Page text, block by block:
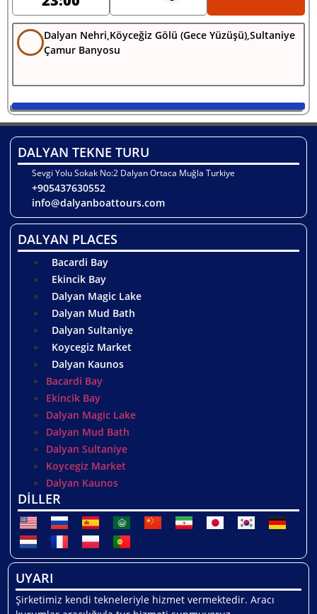
Dalyan Nehri,Köyceğiz Gölü (Gece Yüzüşü),Sultaniye
Çamur Banyosu
DALYAN TEKNE TURU
Sevgi Yolu Sokak No:2 Dalyan Ortaca Muğla Turkiye
+905437630552
info@dalyanboattours.com
DALYAN PLACES
Bacardi Bay
Ekincik Bay
Dalyan Magic Lake
Dalyan Mud Bath
Dalyan Sultaniye
Koycegiz Market
Dalyan Kaunos
Bacardi Bay
Ekincik Bay
Dalyan Magic Lake
Dalyan Mud Bath
Dalyan Sultaniye
Koycegiz Market
Dalyan Kaunos
DİLLER
UYARI
Şirketimiz kendi tekneleriyle hizmet vermektedir. Aracı